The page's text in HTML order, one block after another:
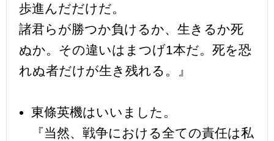
歩進んだだけだ。
諸君らが勝つか負けるか、生きるか死
ぬか。その違いはまつげ1本だ。死を恐
れぬ者だけが生き残れる。』
東條英機はいいました。
『当然、戦争における全ての責任は私